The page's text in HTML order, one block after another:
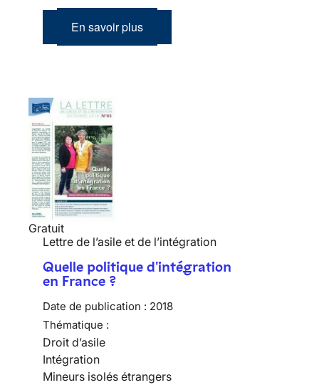
En savoir plus
Gratuit
Lettre de l’asile et de l’intégration
Quelle politique d'intégration
en France ?
Date de publication : 2018
Thématique :
Droit d’asile
Intégration
Mineurs isolés étrangers